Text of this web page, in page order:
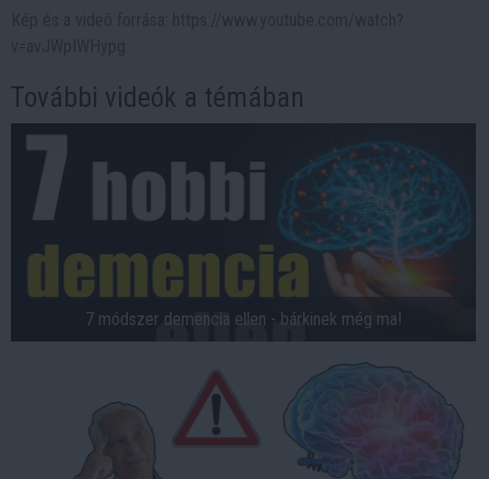
További videók a témában
7 módszer demencia ellen - bárkinek még ma!